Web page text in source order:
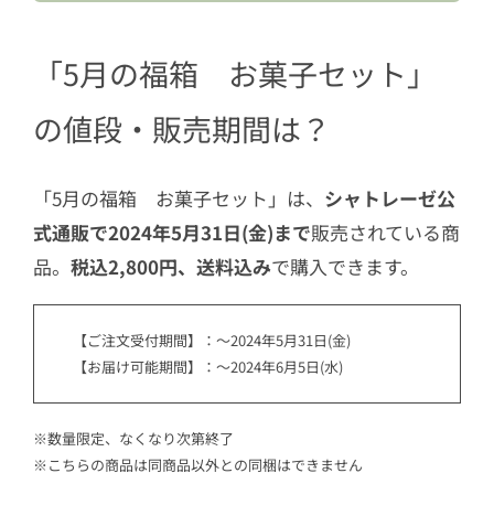
3.3
【おひさま香るレモンケーキ】2個
3.4【揚げ餅 塩 小袋】2袋
3.5 【フルーツのジュレ（シャインマ
3.6【フルーツのジュレ（白桃）】1個
3.7【ダックワーズ コーヒー】1個
3.8
3.9 【田舎パイ（あずき/かぼちゃ/さ
つまいも）】いずれか1個
3.10【豊酪（チェダー＆エダム/カマ
ンベール＆くるみ/ゴルゴンゾーラ
＆はちみつ）瀬戸内レモンブッセ/
「5月の福箱 お菓子セット」
の値段・販売期間は？
「5月の福箱 お菓子セット」は、 シャトレーゼ公
式通販で2024年5月31日(金)まで販売されている商
品。 税込2,800円、送料込みで購入できます。
【ご注文受付期間】：～2024年5月31日(金)
【お届け可能期間】：～2024年6月5日(水)
※数量限定、なくなり次第終了
※こちらの商品は同商品以外との同梱はできません